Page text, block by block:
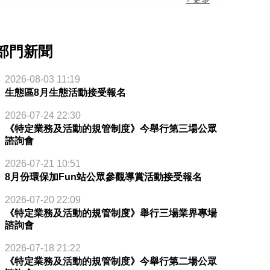
門新聞
2026-08-03 11:19
生態區8月生態活動接受報名
2026-07-24 22:30
《特定業務及活動的規管制度》今舉行第三場公眾
諮詢會
2026-07-21 10:51
8月份環保加Fun站公眾參觀導賞活動接受報名
2026-07-20 22:09
《特定業務及活動的規管制度》舉行三場業界專場
諮詢會
2026-07-18 21:22
《特定業務及活動的規管制度》今舉行第二場公眾